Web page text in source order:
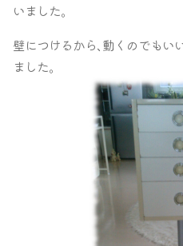
いました｡
壁につけるから､動くのでも
ました｡